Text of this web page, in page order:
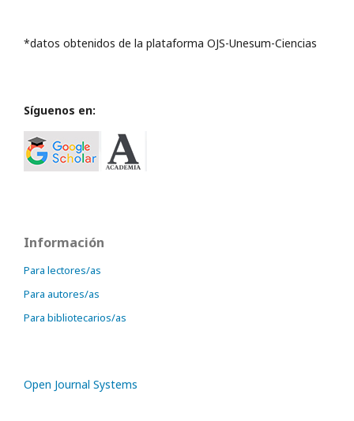
*datos obtenidos de la plataforma OJS-Unesum-Ciencias
Síguenos en:
Información
Para lectores/as
Para autores/as
Para bibliotecarios/as
Open Journal Systems